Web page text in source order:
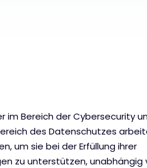
im Bereich der Cybersecurity
des Datenschutzes
um sie bei der Erfüllung ihrer
zu unterstützen, unabhängig